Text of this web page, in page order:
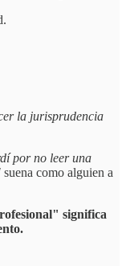
la jurisprudencia
por no leer una
suena como alguien a
significa